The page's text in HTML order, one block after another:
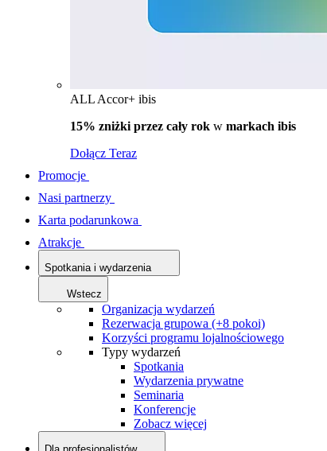
ALL Accor+ ibis
15% zniżki przez cały rok w markach ibis
Dołącz Teraz
Promocje
Nasi partnerzy
Karta podarunkowa
Atrakcje
Spotkania i wydarzenia
Wstecz
Organizacja wydarzeń
Rezerwacja grupowa (+8 pokoi)
Korzyści programu lojalnościowego
Typy wydarzeń
Spotkania
Wydarzenia prywatne
Seminaria
Konferencje
Zobacz więcej